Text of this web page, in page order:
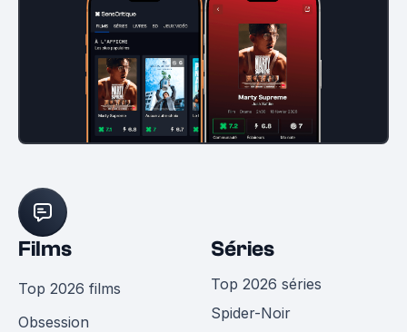
Films
Top 2026 films
Obsession
Séries
Top 2026 séries
Spider-Noir